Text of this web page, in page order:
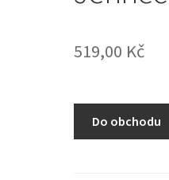
519,00 Kč
Do obchodu